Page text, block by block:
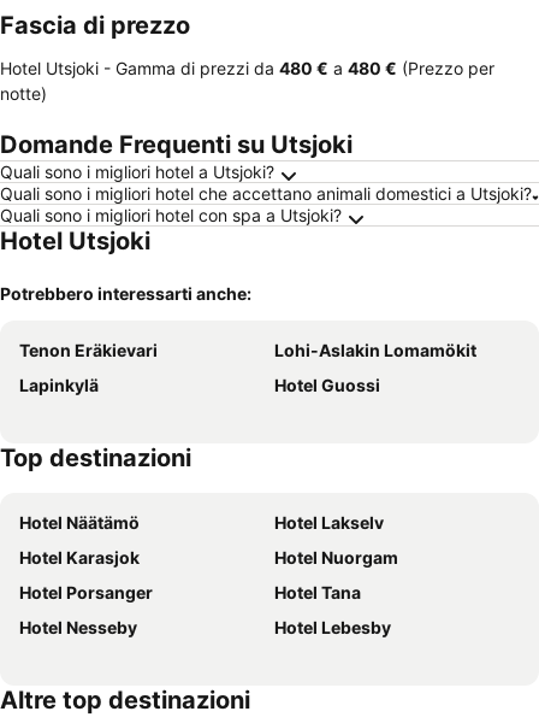
Fascia di prezzo
Hotel Utsjoki - Gamma di prezzi da ‎480 € a ‎480 € (Prezzo per
notte)
Domande Frequenti su Utsjoki
Quali sono i migliori hotel a Utsjoki?
Quali sono i migliori hotel che accettano animali domestici a Utsjoki?
Quali sono i migliori hotel con spa a Utsjoki?
Hotel Utsjoki
Potrebbero interessarti anche:
Tenon Eräkievari
Lohi-Aslakin Lomamökit
Lapinkylä
Hotel Guossi
Top destinazioni
Hotel Näätämö
Hotel Lakselv
Hotel Karasjok
Hotel Nuorgam
Hotel Porsanger
Hotel Tana
Hotel Nesseby
Hotel Lebesby
Altre top destinazioni